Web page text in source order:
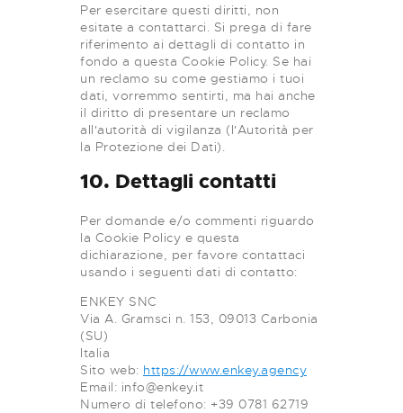
Per esercitare questi diritti, non
esitate a contattarci. Si prega di fare
riferimento ai dettagli di contatto in
fondo a questa Cookie Policy. Se hai
un reclamo su come gestiamo i tuoi
dati, vorremmo sentirti, ma hai anche
il diritto di presentare un reclamo
all'autorità di vigilanza (l'Autorità per
la Protezione dei Dati).
10. Dettagli contatti
Per domande e/o commenti riguardo
la Cookie Policy e questa
dichiarazione, per favore contattaci
usando i seguenti dati di contatto:
ENKEY SNC
Via A. Gramsci n. 153, 09013 Carbonia
(SU)
Italia
Sito web: https://www.enkey.agency
Email: info@enkey.it
Numero di telefono: +39 0781 62719